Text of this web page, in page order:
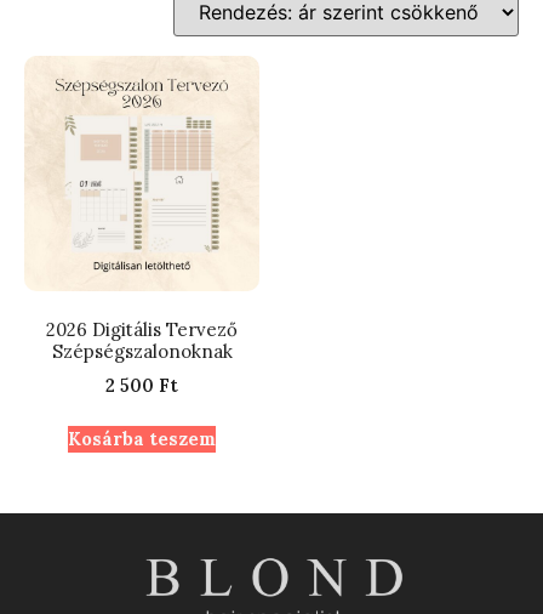
2026 Digitális Tervező
Szépségszalonoknak
2 500 Ft
Kosárba teszem